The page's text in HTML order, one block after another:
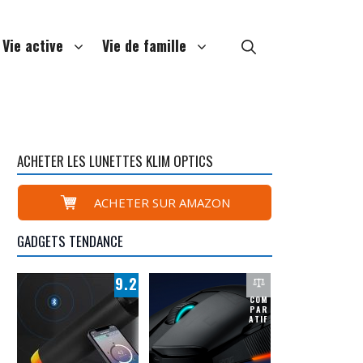
Vie active Vie de famille
ACHETER LES LUNETTES KLIM OPTICS
ACHETER SUR AMAZON
GADGETS TENDANCE
9.2
COM
PAR
ATIF